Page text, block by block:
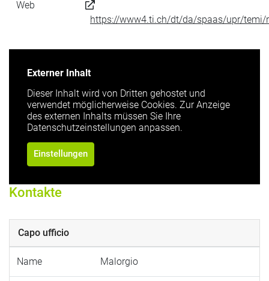
Web
https://www4.ti.ch/dt/da/spaas/upr/temi/
Externer Inhalt
Dieser Inhalt wird von Dritten gehostet und
verwendet möglicherweise Cookies. Zur Anzeige
des externen Inhalts müssen Sie Ihre
Datenschutzeinstellungen anpassen.
Einstellungen
Kontakte
Capo ufficio
Name Malorgio